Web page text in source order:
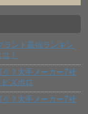
ランド最強ランキン
！
？大手メーカー7社
ズポロ
？大手メーカー7社